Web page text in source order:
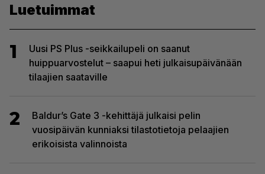
Luetuimmat
1
Uusi PS Plus -seikkailupeli on saanut
huippuarvostelut – saapui heti julkaisupäivänään
tilaajien saataville
2
Baldur’s Gate 3 -kehittäjä julkaisi pelin
vuosipäivän kunniaksi tilastotietoja pelaajien
erikoisista valinnoista